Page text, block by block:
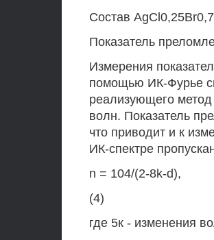
Состав
Показатель
Измерения
помощью ИК-Фурье
реализующего
волн. Показатель
что приводит и к
ИК-спектре
n = 104/(2-8k-d),
(4)
где 5к - изменения